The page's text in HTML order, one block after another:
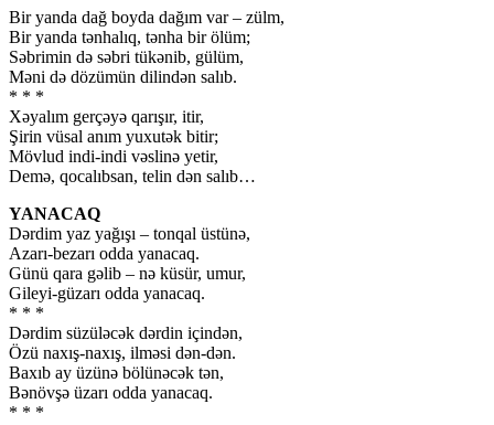
Bir yanda dağ boyda dağım var – zülm,
Bir yanda tənhalıq, tənha bir ölüm;
Səbrimin də səbri tükənib, gülüm,
Məni də dözümün dilindən salıb.
* * *
Xəyalım gerçəyə qarışır, itir,
Şirin vüsal anım yuxutək bitir;
Mövlud indi-indi vəslinə yetir,
Demə, qocalıbsan, telin dən salıb…
YANACAQ
Dərdim yaz yağışı – tonqal üstünə,
Azarı-bezarı odda yanacaq.
Günü qara gəlib – nə küsür, umur,
Gileyi-güzarı odda yanacaq.
* * *
Dərdim süzüləcək dərdin içindən,
Özü naxış-naxış, ilməsi dən-dən.
Baxıb ay üzünə bölünəcək tən,
Bənövşə üzarı odda yanacaq.
* * *